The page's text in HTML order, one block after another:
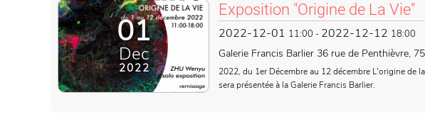
01
Dec
2022
Exposition "Origine de La Vie"
2022-12-01 11:00 - 2022-12-12 18:00
Galerie Francis Barlier 36 rue de Penthièvre,
2022, du 1er Décembre au 12 décembre L'origine de
sera présentée à la Galerie Francis Barlier.